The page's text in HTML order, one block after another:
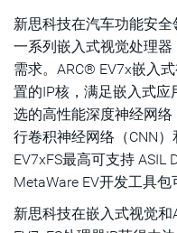
新思科技在汽车功能安
一系列嵌入式视觉处理
需求。ARC® EV7x嵌入
置的IP核，满足嵌入式
选的高性能深度神经网络
行卷积神经网络（CNN
EV7xFS最高可支持 ASIL
MetaWare EV开发工具包
新思科技在嵌入式视觉